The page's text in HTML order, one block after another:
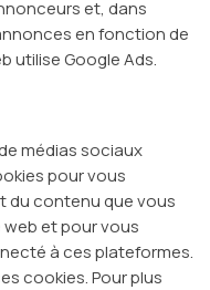
et, dans
en fonction de
utilise Google Ads.
médias sociaux
pour vous
du contenu que vous
et pour vous
à ces plateformes.
cookies. Pour plus